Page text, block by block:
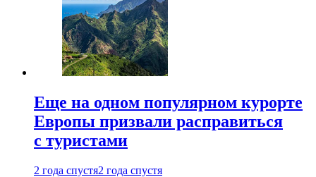
Еще на одном популярном курорте
Европы призвали расправиться
с туристами
2 года спустя2 года спустя